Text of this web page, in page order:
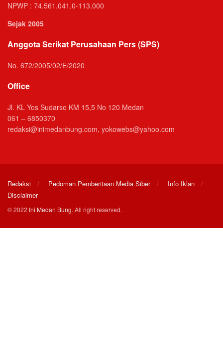
NPWP : 74.561.041.0-113.000
Sejak 2005
Anggota Serikat Perusahaan Pers (SPS)
No. 672/2005/02/E/2020
Office
Jl. KL Yos Sudarso KM 15,5 No 120 Medan
061 – 6850370
redaksi@inimedanbung.com, yokowebs@yahoo.com
Redaksi Pedoman Pemberitaan Media Siber
Info Iklan
Disclaimer
© 2022 Ini Medan Bung. All right reserved.